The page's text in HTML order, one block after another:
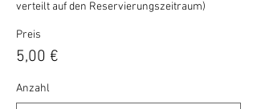
verteilt auf den Reservierungszeitraum)
Preis
5,00 €
Anzahl